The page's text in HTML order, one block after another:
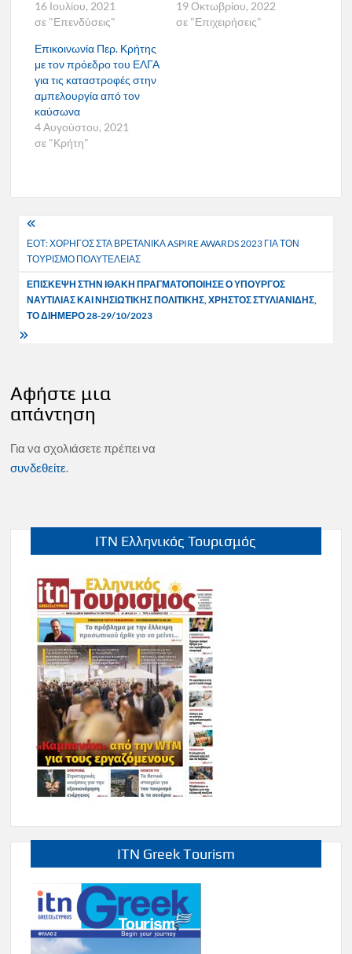
16 Ιουλίου, 2021
σε "Επενδύσεις"
19 Οκτωβρίου, 2022
σε "Επιχειρήσεις"
Επικοινωνία Περ. Κρήτης
με τον πρόεδρο του ΕΛΓΑ
για τις καταστροφές στην
αμπελουργία από τον
καύσωνα
4 Αυγούστου, 2021
σε "Κρήτη"
Πλοήγηση
άρθρων
ΕΟΤ: ΧΟΡΗΓΟΣ ΣΤΑ ΒΡΕΤΑΝΙΚΑ ASPIRE AWARDS 2023 ΓΙΑ ΤΟΝ
ΤΟΥΡΙΣΜΟ ΠΟΛΥΤΕΛΕΙΑΣ
ΕΠΙΣΚΕΨΗ ΣΤΗΝ ΙΘΑΚΗ ΠΡΑΓΜΑΤΟΠΟΙΗΣΕ Ο ΥΠΟΥΡΓΟΣ
ΝΑΥΤΙΛΙΑΣ ΚΑΙ ΝΗΣΙΩΤΙΚΗΣ ΠΟΛΙΤΙΚΗΣ, ΧΡΗΣΤΟΣ ΣΤΥΛΙΑΝΙΔΗΣ,
ΤΟ ΔΙΗΜΕΡΟ 28-29/10/2023
Αφήστε μια
απάντηση
Για να σχολιάσετε πρέπει να
συνδεθείτε.
ITN Ελληνικός Τουρισμός
ITN Greek Tourism